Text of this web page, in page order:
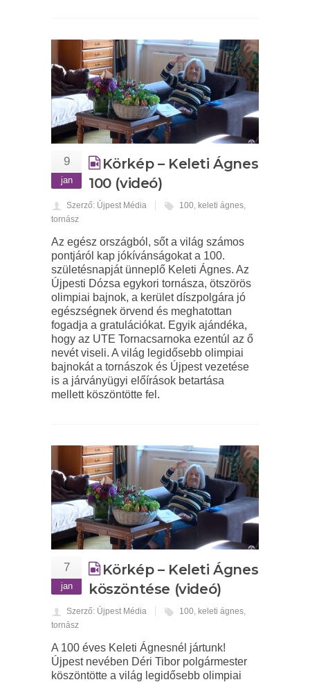
9
jan
Körkép – Keleti Ágnes
100 (videó)
Szerző: Újpest Média 100, keleti ágnes,
tornász
Az egész országból, sőt a világ számos
pontjáról kap jókívánságokat a 100.
születésnapját ünneplő Keleti Ágnes. Az
Újpesti Dózsa egykori tornásza, ötszörös
olimpiai bajnok, a kerület díszpolgára jó
egészségnek örvend és meghatottan
fogadja a gratulációkat. Egyik ajándéka,
hogy az UTE Tornacsarnoka ezentúl az ő
nevét viseli. A világ legidősebb olimpiai
bajnokát a tornászok és Újpest vezetése
is a járványügyi előírások betartása
mellett köszöntötte fel.
7
jan
Körkép – Keleti Ágnes
köszöntése (videó)
Szerző: Újpest Média 100, keleti ágnes,
tornász
A 100 éves Keleti Ágnesnél jártunk!
Újpest nevében Déri Tibor polgármester
köszöntötte a világ legidősebb olimpiai